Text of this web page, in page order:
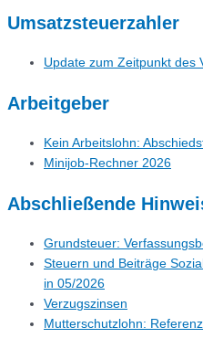
Umsatzsteuerzahler
Update zum Zeitpunkt des
Arbeitgeber
Kein Arbeitslohn:
Minijob-Rechner 2026
Abschließende
Grundsteuer:
Steuern und Beiträge
in 05/2026
Verzugszinsen
Mutterschutzlohn: